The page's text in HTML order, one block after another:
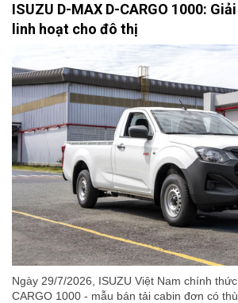
ISUZU D-MAX D-CARGO 1000:
linh hoạt cho đô thị
Ngày 29/7/2026, ISUZU Việt Nam chính
CARGO 1000 - mẫu bán tải cabin đơn có